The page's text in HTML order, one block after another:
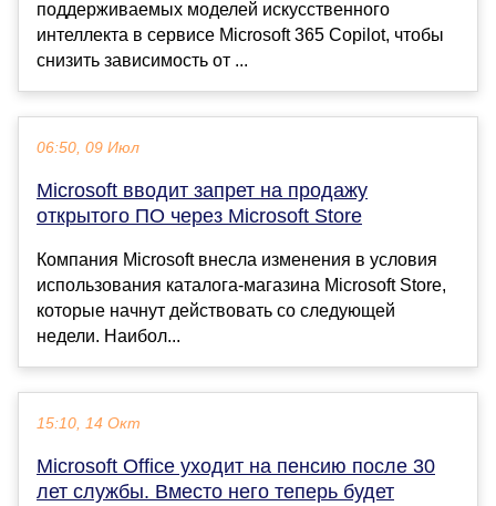
поддерживаемых моделей искусственного
интеллекта в сервисе Microsoft 365 Copilot, чтобы
снизить зависимость от ...
06:50, 09 Июл
Microsoft вводит запрет на продажу
открытого ПО через Microsoft Store
Компания Microsoft внесла изменения в условия
использования каталога-магазина Microsoft Store,
которые начнут действовать со следующей
недели. Наибол...
15:10, 14 Окт
Microsoft Office уходит на пенсию после 30
лет службы. Вместо него теперь будет